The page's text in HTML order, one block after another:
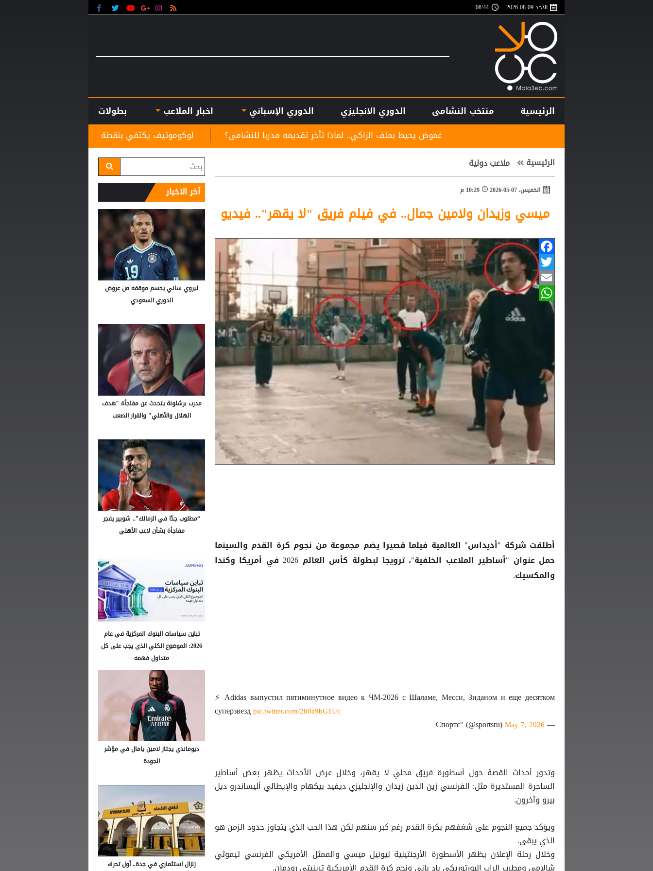
الأحد 09-08-2026 08:44
الرئيسية منتخب النشامى الدوري الانجليزي الدوري الإسباني اخبار الملاعب
بطولات
لوكوموتيف يكتفي بنقطة التعادل أمام أكرون في الدوري الروسي
غموض يحيط بملف الزاكي.. لماذا تأخر تقديمه مدربا للنشامى؟
الرئيسية ملاعب دولية
الخميس، 07-05-2026 10:29 م
ميسي وزيدان ولامين جمال.. في فيلم فريق "لا يقهر".. فيديو
Facebook
Twitter
Email
WhatsApp
أطلقت شركة "أديداس" العالمية فيلما قصيرا يضم مجموعة من نجوم كرة القدم والسينما
حمل عنوان "أساطير الملاعب الخلفية"، ترويجا لبطولة كأس العالم 2026 في أمريكا وكندا
والمكسيك.
⚡️ Adidas выпустил пятиминутное видео к ЧМ-2026 с Шаламе, Месси, Зиданом и еще десятком
суперзвездpic.twitter.com/2h0a9bG1Uc
— Спортс" (@sportsru)
May 7, 2026
وتدور أحداث القصة حول أسطورة فريق محلي لا يقهر، وخلال عرض الأحداث يظهر بعض أساطير
الساحرة المستديرة مثل: الفرنسي زين الدين زيدان والإنجليزي ديفيد بيكهام والإيطالي أليساندرو ديل
بيرو وآخرون.
ويؤكد جميع النجوم على شغفهم بكرة القدم رغم كبر سنهم لكن هذا الحب الذي يتجاوز حدود الزمن هو
الذي يبقى.
وخلال رحلة الإعلان يظهر الأسطورة الأرجنتينية ليونيل ميسي والممثل الأمريكي الفرنسي تيموثي
شالامي ومطرب الراب البورتوريكي باد باني ونجم كرة القدم الأمريكية ترينيتي رودمان.
آخر الاخبار
ليروي ساني يحسم موقفه من عروض
الدوري السعودي
مدرب برشلونة يتحدث عن مفاجأة "هدف
الهلال والأهلي" والقرار الصعب
“مطلوب جدًا في الزمالك”.. شوبير يفجر
مفاجأة بشأن لاعب الأهلي
تباين سياسات البنوك المركزية في عام
2026: الموضوع الكلي الذي يجب على كل
متداول فهمه
ديوماندي يجتاز لامين يامال في مؤشر
الجودة
زلزال استثماري في جدة.. أول تحرك